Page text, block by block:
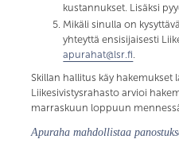
kustannukset. Lisäksi
Mikäli sinulla on
yhteyttä ensisijaisesti
apurahat@lsr.fi.
Skillan hallitus käy hakemukset
Liikesivistysrahasto arvioi
marraskuun loppuun
Apuraha mahdollistaa